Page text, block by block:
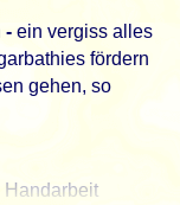
- ein vergiss alles
fördern
gehen, so
Handarbeit